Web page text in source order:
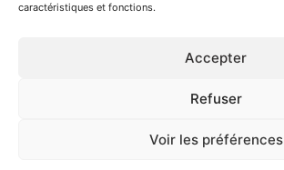
caractéristiques et fonctions.
Accepter
Refuser
Voir les préférences